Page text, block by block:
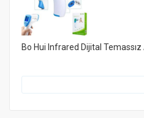
Bo Hui Infrared Dijital